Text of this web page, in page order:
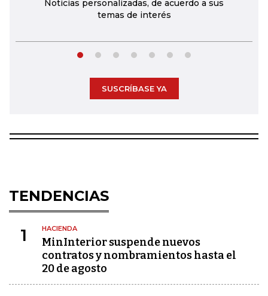
Noticias personalizadas, de acuerdo a sus
temas de interés
SUSCRÍBASE YA
TENDENCIAS
1 HACIENDA
MinInterior suspende nuevos
contratos y nombramientos hasta el
20 de agosto